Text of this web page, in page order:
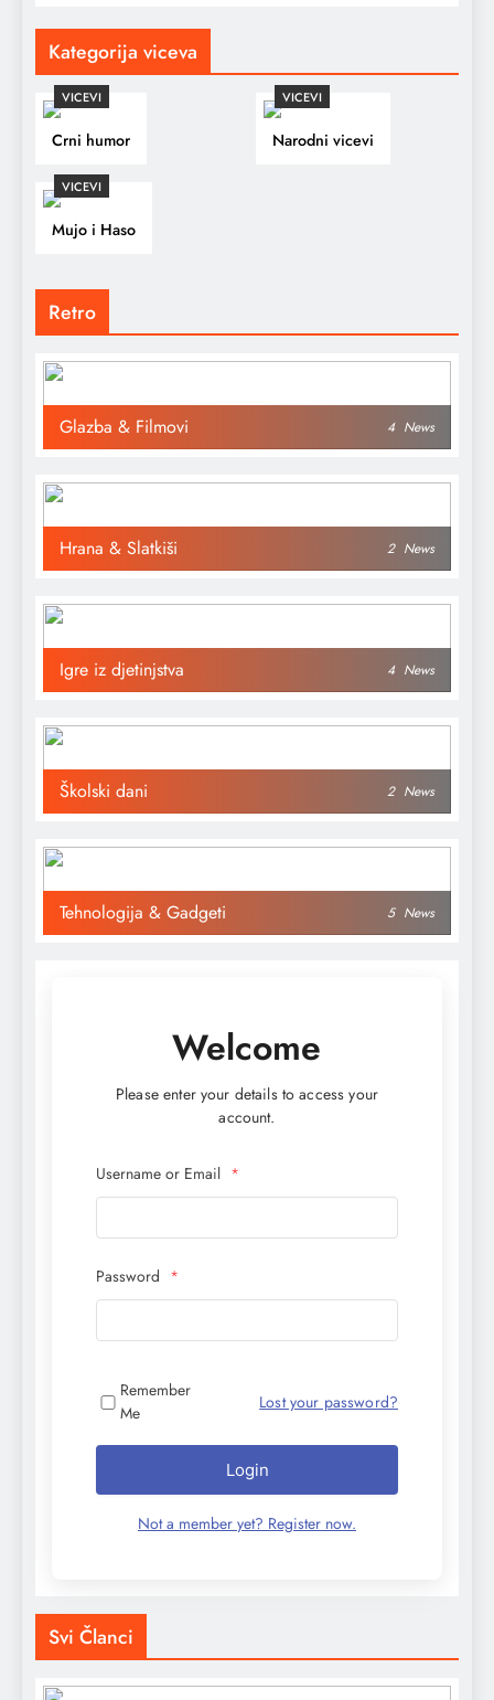
Kategorija viceva
VICEVI
Crni humor
VICEVI
Narodni vicevi
VICEVI
Mujo i Haso
Retro
Glazba & Filmovi 4 News
Hrana & Slatkiši 2 News
Igre iz djetinjstva 4 News
Školski dani 2 News
Tehnologija & Gadgeti 5 News
Welcome
Please enter your details to access your
account.
Username or Email *
Password *
Remember
Me
Lost your password?
Login
Not a member yet? Register now.
Svi Članci